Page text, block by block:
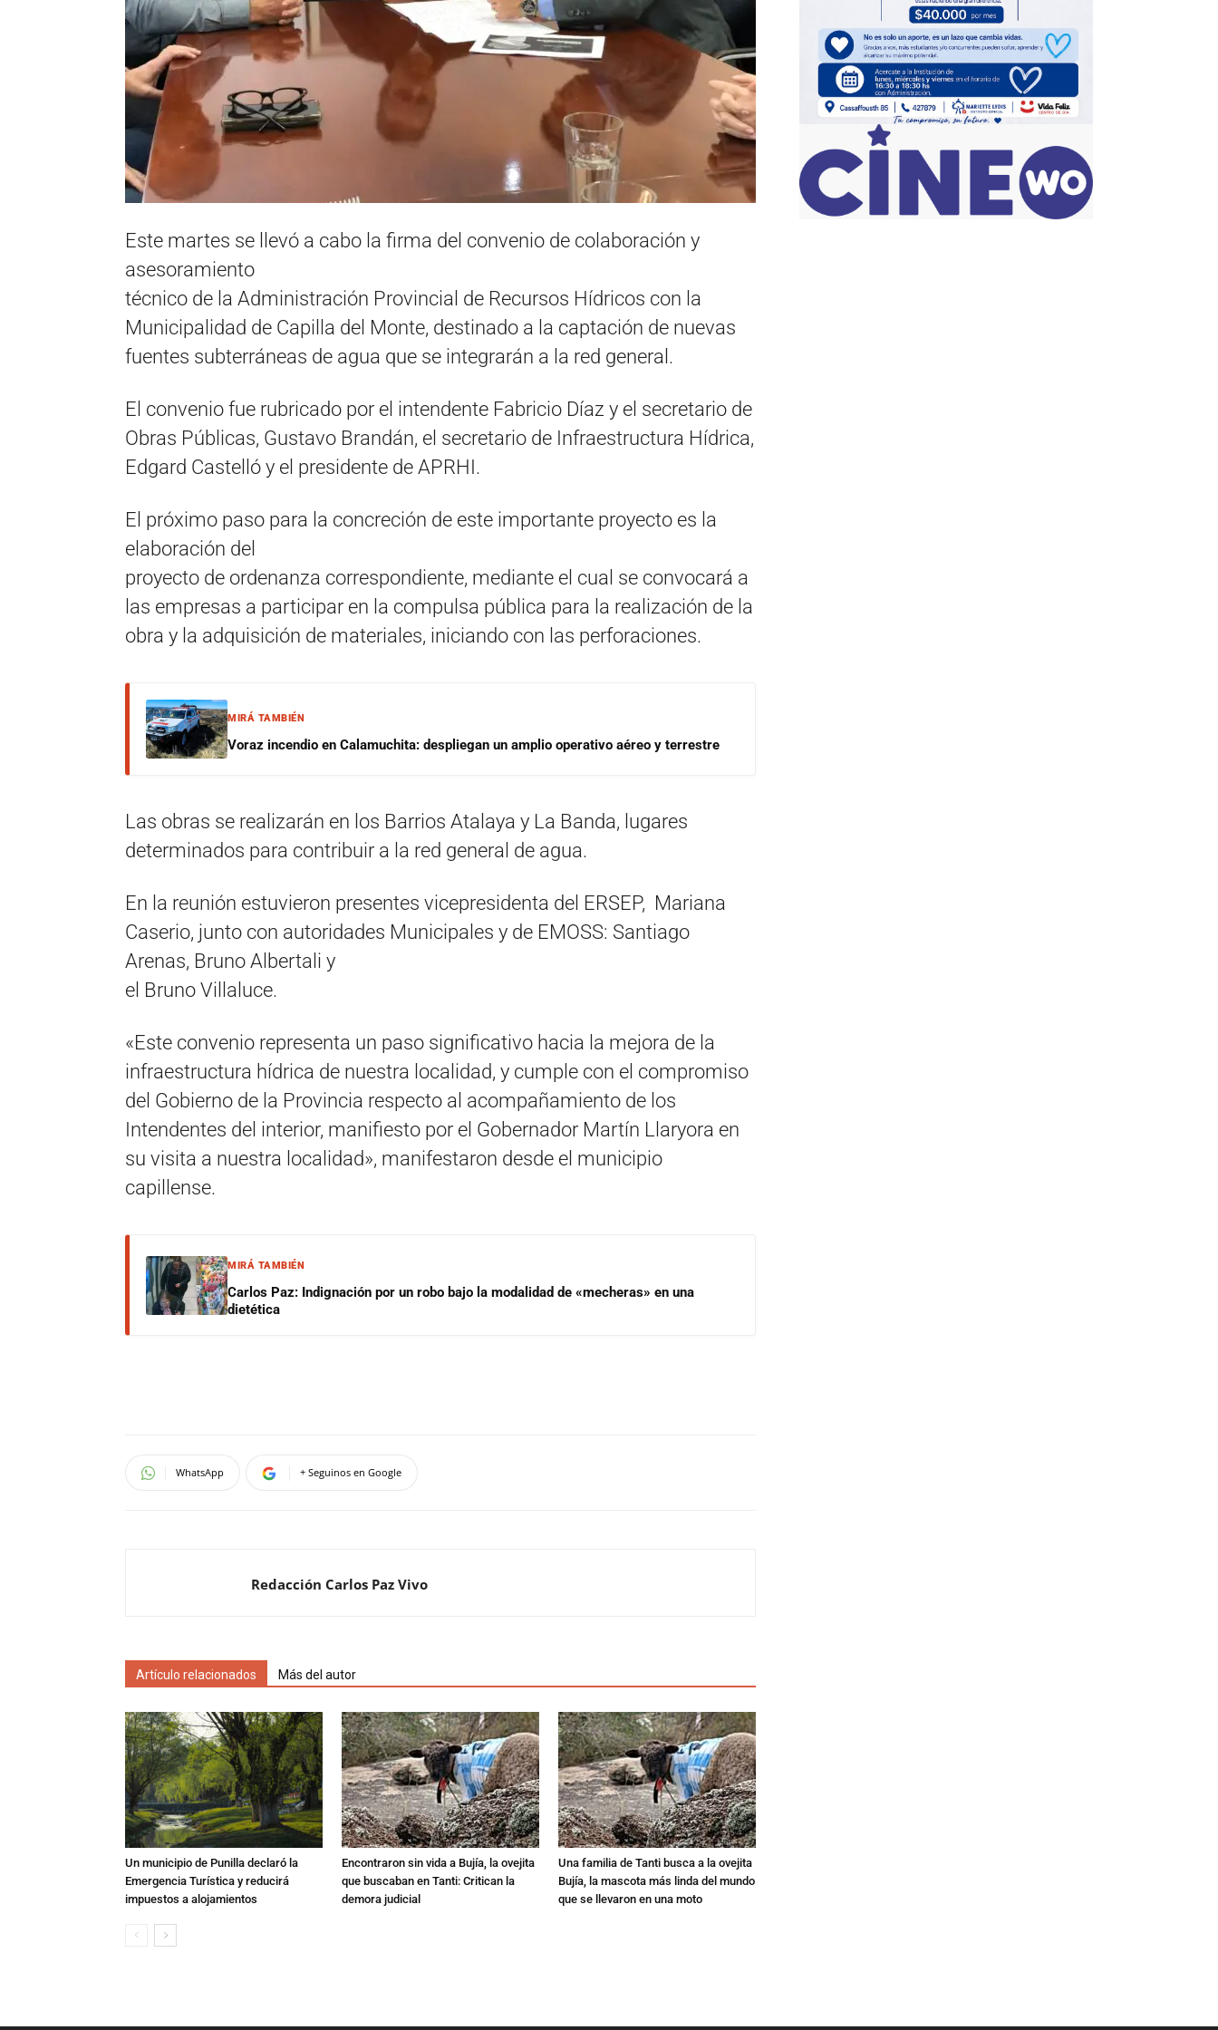
Este martes se llevó a cabo la firma del convenio de colaboración y
asesoramiento
técnico de la Administración Provincial de Recursos Hídricos con la
Municipalidad de Capilla del Monte, destinado a la captación de nuevas
fuentes subterráneas de agua que se integrarán a la red general.
El convenio fue rubricado por el intendente Fabricio Díaz y el secretario de
Obras Públicas, Gustavo Brandán, el secretario de Infraestructura Hídrica,
Edgard Castelló y el presidente de APRHI.
El próximo paso para la concreción de este importante proyecto es la
elaboración del
proyecto de ordenanza correspondiente, mediante el cual se convocará a
las empresas a participar en la compulsa pública para la realización de la
obra y la adquisición de materiales, iniciando con las perforaciones.
MIRÁ TAMBIÉN
Voraz incendio en Calamuchita: despliegan un amplio operativo aéreo y terrestre
Las obras se realizarán en los Barrios Atalaya y La Banda, lugares
determinados para contribuir a la red general de agua.
En la reunión estuvieron presentes vicepresidenta del ERSEP, Mariana
Caserio, junto con autoridades Municipales y de EMOSS: Santiago
Arenas, Bruno Albertali y
el Bruno Villaluce.
«Este convenio representa un paso significativo hacia la mejora de la
infraestructura hídrica de nuestra localidad, y cumple con el compromiso
del Gobierno de la Provincia respecto al acompañamiento de los
Intendentes del interior, manifiesto por el Gobernador Martín Llaryora en
su visita a nuestra localidad», manifestaron desde el municipio
capillense.
MIRÁ TAMBIÉN
Carlos Paz: Indignación por un robo bajo la modalidad de «mecheras» en una
dietética
WhatsApp + Seguinos en Google
Redacción Carlos Paz Vivo
Artículo relacionados Más del autor
Un municipio de Punilla declaró la
Emergencia Turística y reducirá
impuestos a alojamientos
Encontraron sin vida a Bujía, la ovejita
que buscaban en Tanti: Critican la
demora judicial
Una familia de Tanti busca a la ovejita
Bujía, la mascota más linda del mundo
que se llevaron en una moto